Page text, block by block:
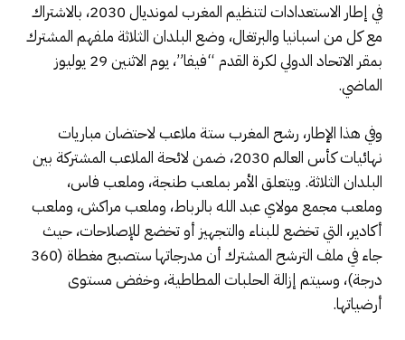
في إطار الاستعدادات لتنظيم المغرب لمونديال 2030، بالاشتراك
مع كل من اسبانيا والبرتغال، وضع البلدان الثلاثة ملفهم المشترك
بمقر الاتحاد الدولي لكرة القدم “فيفا”، يوم الاثنين 29 يوليوز
الماضي.
وفي هذا الإطار، رشح المغرب ستة ملاعب لاحتضان مباريات
نهائيات كأس العالم 2030، ضمن لائحة الملاعب المشتركة بين
البلدان الثلاثة. ويتعلق الأمر بملعب طنجة، وملعب فاس،
وملعب مجمع مولاي عبد الله بالرباط، وملعب مراكش، وملعب
أكادير، التي تخضع للبناء والتجهيز أو تخضع للإصلاحات، حيث
جاء في ملف الترشح المشترك أن مدرجاتها ستصبح مغطاة (360
درجة)، وسيتم إزالة الحلبات المطاطية، وخفض مستوى
أرضياتها.